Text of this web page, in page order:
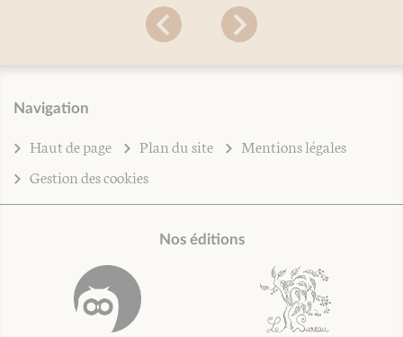
Navigation
Haut de page Plan du site
Mentions légales
Gestion des cookies
Nos éditions